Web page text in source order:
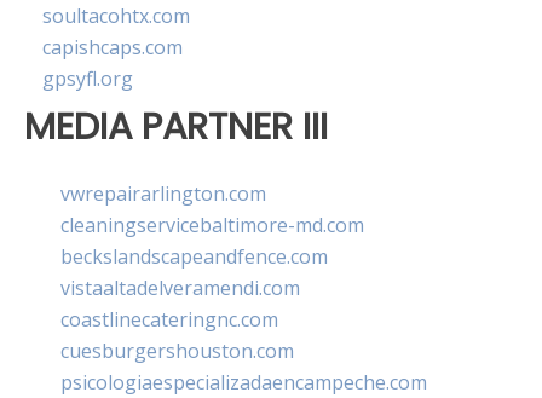
soultacohtx.com
capishcaps.com
gpsyfl.org
MEDIA PARTNER III
vwrepairarlington.com
cleaningservicebaltimore-md.com
beckslandscapeandfence.com
vistaaltadelveramendi.com
coastlinecateringnc.com
cuesburgershouston.com
psicologiaespecializadaencampeche.com